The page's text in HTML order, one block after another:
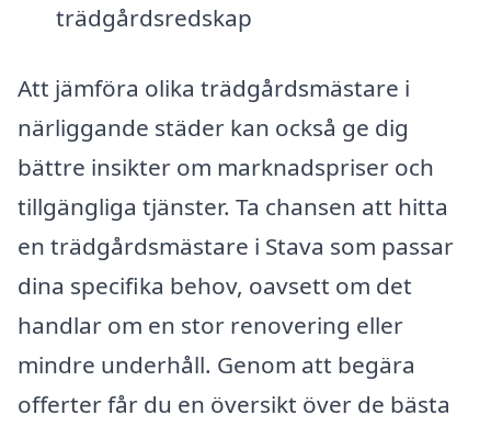
trädgårdsredskap
Att jämföra olika trädgårdsmästare i
närliggande städer kan också ge dig
bättre insikter om marknadspriser och
tillgängliga tjänster. Ta chansen att hitta
en trädgårdsmästare i Stava som passar
dina specifika behov, oavsett om det
handlar om en stor renovering eller
mindre underhåll. Genom att begära
offerter får du en översikt över de bästa